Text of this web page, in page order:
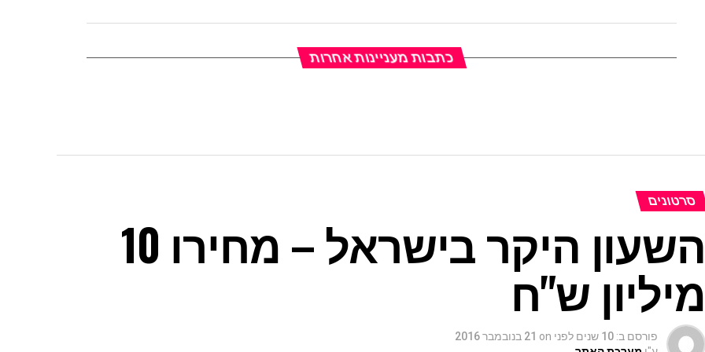
כתבות מעניינות אחרות
סרטונים
השעון היקר בישראל – מחירו 10
מיליון ש"ח
פורסם ב: 10 שנים לפני on 21 בנובמבר 2016